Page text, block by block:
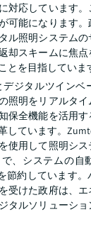
対応しています
可能になります
ル照明システム
却スキームに焦
とを目指していま
デジタルツインベ
照明をリアルタ
保全機能を活用
しています。
使用して照明シ
、システムの自
節約しています
受けた政府は、
タルソリューシ